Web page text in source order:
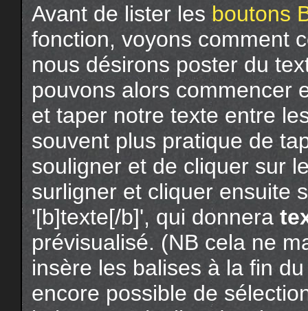
Avant de lister les boutons
fonction, voyons comment
nous désirons poster du
pouvons alors commencer
et taper notre texte entre
souvent plus pratique de
souligner et de cliquer sur
surligner et cliquer ensuite
'[b]texte[/b]', qui donnera
prévisualisé. (NB cela ne
insère les balises à la fin
encore possible de